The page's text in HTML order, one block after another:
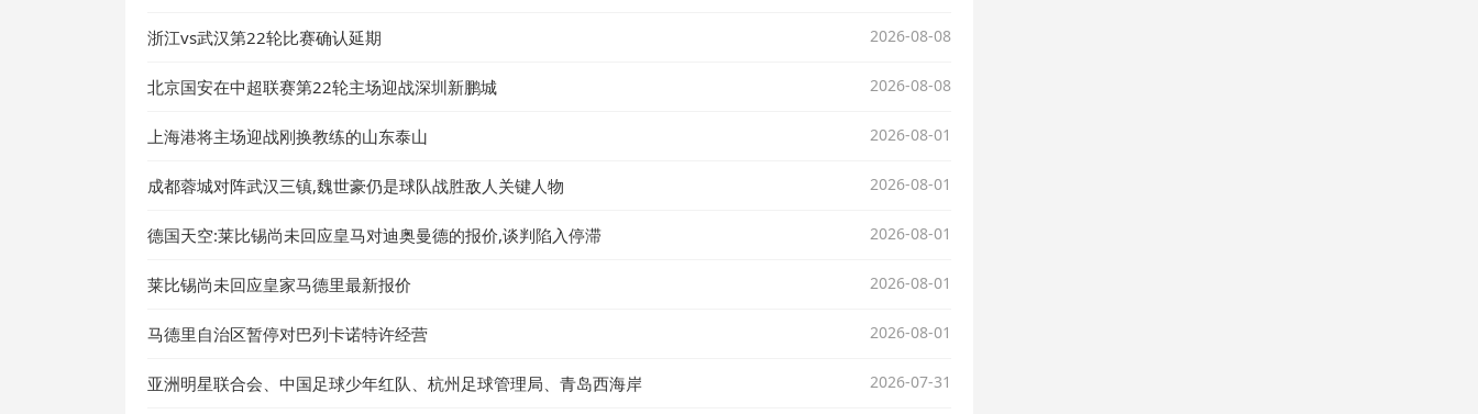
浙江vs武汉第22轮比赛确认延期 2026-08-08
北京国安在中超联赛第22轮主场迎战深圳新鹏城 2026-08-08
上海港将主场迎战刚换教练的山东泰山 2026-08-01
成都蓉城对阵武汉三镇,魏世豪仍是球队战胜敌人关键人物 2026-08-01
德国天空:莱比锡尚未回应皇马对迪奥曼德的报价,谈判陷入停滞 2026-08-01
莱比锡尚未回应皇家马德里最新报价 2026-08-01
马德里自治区暂停对巴列卡诺特许经营 2026-08-01
亚洲明星联合会、中国足球少年红队、杭州足球管理局、青岛西海岸 2026-07-31